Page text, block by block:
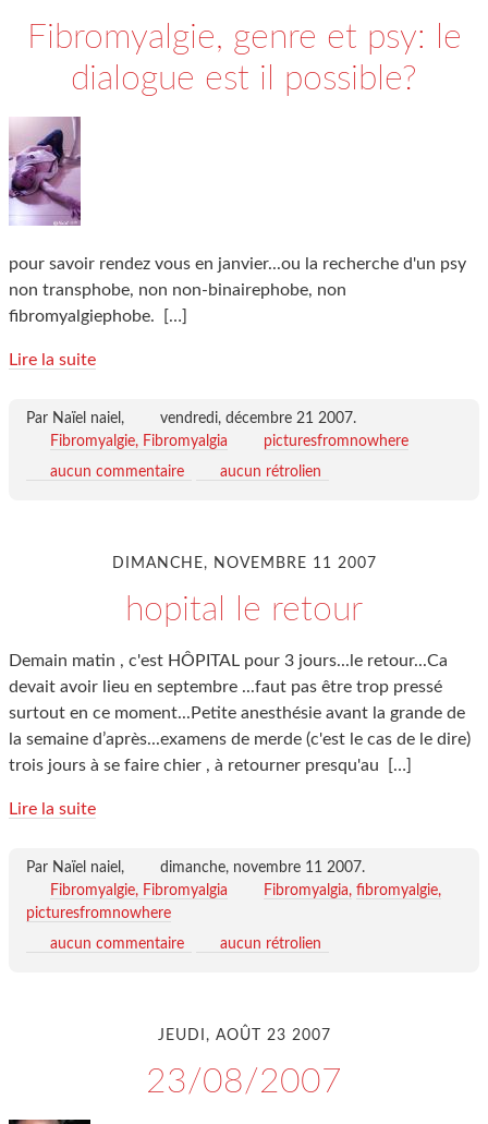
Fibromyalgie, genre et psy: le
dialogue est il possible?
pour savoir rendez vous en janvier...ou la recherche d'un psy
non transphobe, non non-binairephobe, non
fibromyalgiephobe.
[…]
Lire la suite
Par Naïel naiel, vendredi, décembre 21 2007.
Fibromyalgie, Fibromyalgia
picturesfromnowhere
aucun commentaire
aucun rétrolien
DIMANCHE, NOVEMBRE 11 2007
hopital le retour
Demain matin , c'est HÔPITAL pour 3 jours...le retour...Ca
devait avoir lieu en septembre ...faut pas être trop pressé
surtout en ce moment...Petite anesthésie avant la grande de
la semaine d’après...examens de merde (c'est le cas de le dire)
trois jours à se faire chier , à retourner presqu'au
[…]
Lire la suite
Par Naïel naiel, dimanche, novembre 11 2007.
Fibromyalgie, Fibromyalgia
Fibromyalgia fibromyalgie
picturesfromnowhere
aucun commentaire
aucun rétrolien
JEUDI, AOÛT 23 2007
23/08/2007